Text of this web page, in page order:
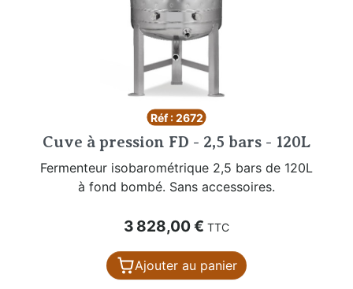
Réf : 2672
Cuve à pression FD - 2,5 bars - 120L
Fermenteur isobarométrique 2,5 bars de 120L
à fond bombé. Sans accessoires.
Prix
3 828,00 € TTC
Ajouter au panier